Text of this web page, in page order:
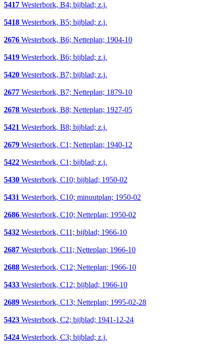
5417 Westerbork, B4; bijblad; z.j.
5418 Westerbork, B5; bijblad; z.j.
2676 Westerbork, B6; Netteplan; 1904-10
5419 Westerbork, B6; bijblad; z.j.
5420 Westerbork, B7; bijblad; z.j.
2677 Westerbork, B7; Netteplan; 1879-10
2678 Westerbork, B8; Netteplan; 1927-05
5421 Westerbork, B8; bijblad; z.j.
2679 Westerbork, C1; Netteplan; 1940-12
5422 Westerbork, C1; bijblad; z.j.
5430 Westerbork, C10; bijblad; 1950-02
5431 Westerbork, C10; minuutplan; 1950-02
2686 Westerbork, C10; Netteplan; 1950-02
5432 Westerbork, C11; bijblad; 1966-10
2687 Westerbork, C11; Netteplan; 1966-10
2688 Westerbork, C12; Netteplan; 1966-10
5433 Westerbork, C12; bijblad; 1966-10
2689 Westerbork, C13; Netteplan; 1995-02-28
5423 Westerbork, C2; bijblad; 1941-12-24
5424 Westerbork, C3; bijblad; z.j.